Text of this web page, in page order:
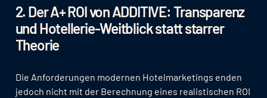
2. Der A+ ROI von ADDITIVE: Transparenz
und Hotellerie-Weitblick statt starrer
Theorie
Die Anforderungen modernen Hotelmarketings enden
jedoch nicht mit der Berechnung eines realistischen ROI